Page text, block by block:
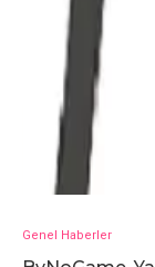
Genel Haberler